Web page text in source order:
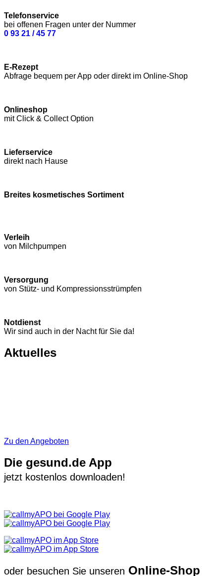
Telefonservice
bei offenen Fragen unter der Nummer
0 93 21 / 45 77
E-Rezept
Abfrage bequem per App oder direkt im Online-Shop
Onlineshop
mit Click & Collect Option
Lieferservice
direkt nach Hause
Breites kosmetisches Sortiment
Verleih
von Milchpumpen
Versorgung
von Stütz- und Kompressions­strümpfen
Notdienst
Wir sind auch in der Nacht für Sie da!
Aktuelles
Zu den Angeboten
Die gesund.de App
jetzt kostenlos downloaden!
oder besuchen Sie unseren Online-Shop